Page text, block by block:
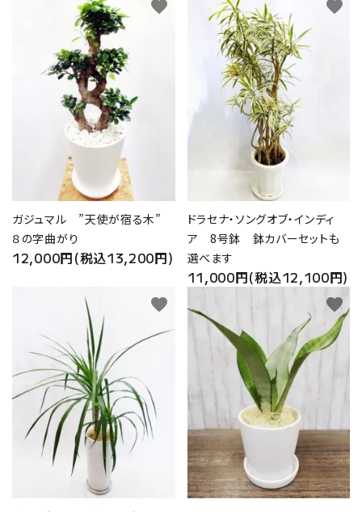
ガジュマル ”天使が宿る木”
８の字曲がり
12,000円(税込13,200円)
favorite
ドラセナ・ソングオブ・インディ
ア 8号鉢 鉢カバーセットも
選べます
11,000円(税込12,100円)
favorite
favorite favorite